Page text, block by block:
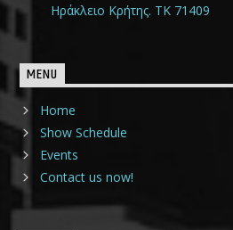
Ηράκλειο Κρήτης. ΤΚ 71409
MENU
Home
Show Schedule
Events
Contact us now!